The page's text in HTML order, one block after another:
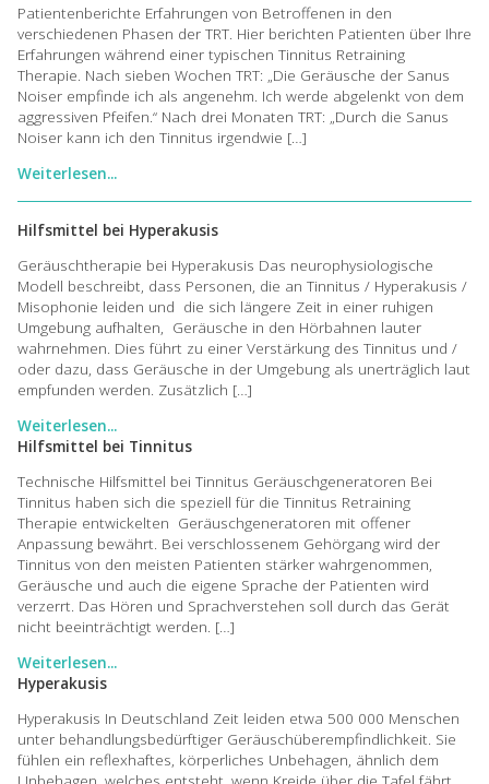
Patientenberichte Erfahrungen von Betroffenen in den
verschiedenen Phasen der TRT. Hier berichten Patienten über Ihre
Erfahrungen während einer typischen Tinnitus Retraining
Therapie. Nach sieben Wochen TRT: „Die Geräusche der Sanus
Noiser empfinde ich als angenehm. Ich werde abgelenkt von dem
aggressiven Pfeifen.“ Nach drei Monaten TRT: „Durch die Sanus
Noiser kann ich den Tinnitus irgendwie […]
Weiterlesen...
Hilfsmittel bei Hyperakusis
Geräuschtherapie bei Hyperakusis Das neurophysiologische
Modell beschreibt, dass Personen, die an Tinnitus / Hyperakusis /
Misophonie leiden und die sich längere Zeit in einer ruhigen
Umgebung aufhalten, Geräusche in den Hörbahnen lauter
wahrnehmen. Dies führt zu einer Verstärkung des Tinnitus und /
oder dazu, dass Geräusche in der Umgebung als unerträglich laut
empfunden werden. Zusätzlich […]
Weiterlesen...
Hilfsmittel bei Tinnitus
Technische Hilfsmittel bei Tinnitus Geräuschgeneratoren Bei
Tinnitus haben sich die speziell für die Tinnitus Retraining
Therapie entwickelten Geräuschgeneratoren mit offener
Anpassung bewährt. Bei verschlossenem Gehörgang wird der
Tinnitus von den meisten Patienten stärker wahrgenommen,
Geräusche und auch die eigene Sprache der Patienten wird
verzerrt. Das Hören und Sprachverstehen soll durch das Gerät
nicht beeinträchtigt werden. […]
Weiterlesen...
Hyperakusis
Hyperakusis In Deutschland Zeit leiden etwa 500 000 Menschen
unter behandlungsbedürftiger Geräuschüberempfindlichkeit. Sie
fühlen ein reflexhaftes, körperliches Unbehagen, ähnlich dem